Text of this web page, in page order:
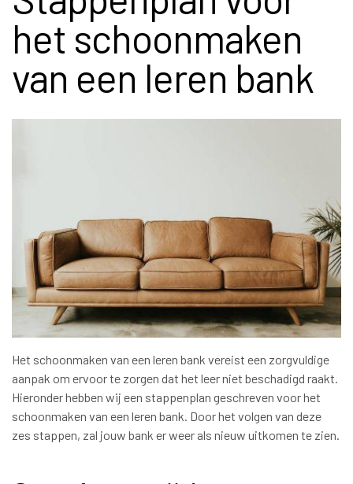
het schoonmaken
van een leren bank
Het schoonmaken van een leren bank vereist een zorgvuldige
aanpak om ervoor te zorgen dat het leer niet beschadigd raakt.
Hieronder hebben wij een stappenplan geschreven voor het
schoonmaken van een leren bank. Door het volgen van deze
zes stappen, zal jouw bank er weer als nieuw uitkomen te zien.